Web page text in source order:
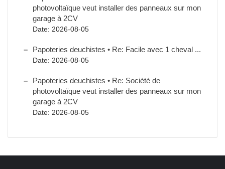
photovoltaïque veut installer des panneaux sur mon
garage à 2CV
Date: 2026-08-05
Papoteries deuchistes • Re: Facile avec 1 cheval ...
Date: 2026-08-05
Papoteries deuchistes • Re: Société de
photovoltaïque veut installer des panneaux sur mon
garage à 2CV
Date: 2026-08-05